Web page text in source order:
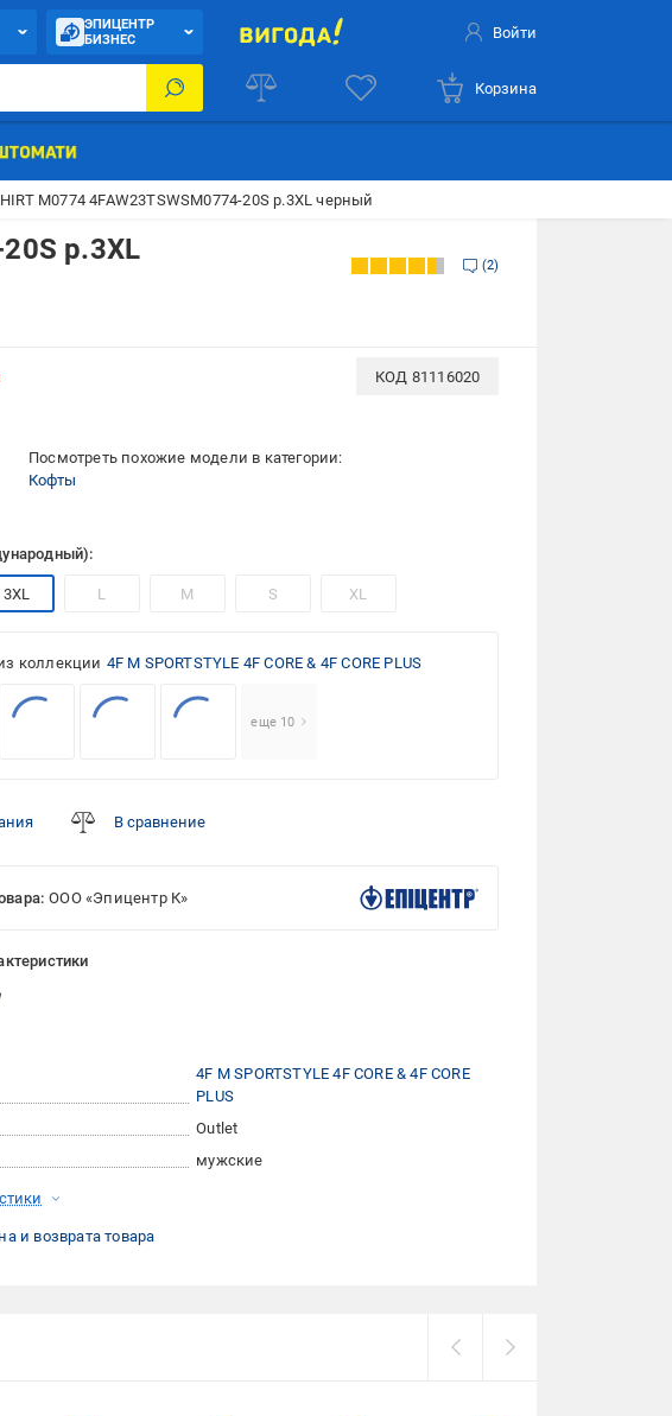
ЭПИЦЕНТР
БИЗНЕС
Войти
Корзина
M0774 4FAW23TSWSM0774-20S р.3XL черный
р.3XL
2
КОД 81116020
Посмотреть похожие модели в категории:
Кофты
3XL L M S XL
коллекции 4F M SPORTSTYLE 4F CORE & 4F CORE PLUS
еще 10
В сравнение
ООО «Эпицентр К»
4F M SPORTSTYLE 4F CORE & 4F CORE
PLUS
Outlet
мужские
и возврата товара